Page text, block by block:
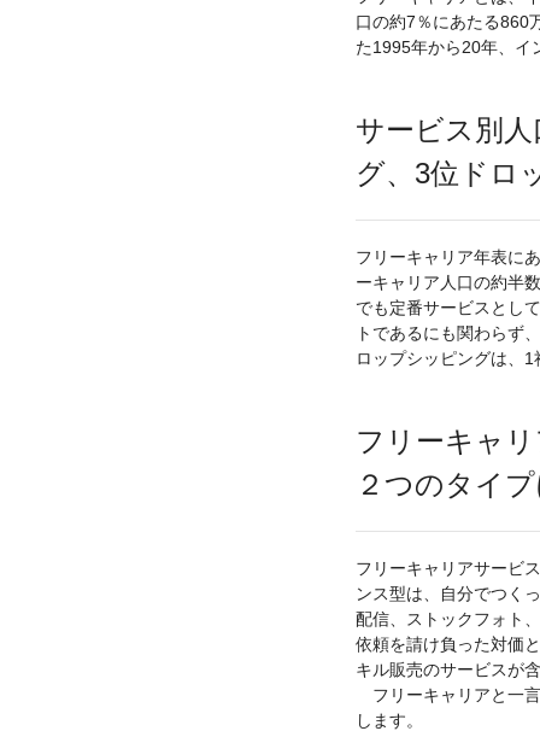
口の約7％にあたる860
た1995年から20年、イ
サービス別
グ、3位ドロ
フリーキャリア年表に
ーキャリア人口の約半
でも定番サービスとし
トであるにも関わらず
ロップシッピングは、
フリーキャ
２つのタイ
フリーキャリアサービ
ンス型は、自分でつく
配信、ストックフォト
依頼を請け負った対価
キル販売のサービスが
フリーキャリアと一
します。